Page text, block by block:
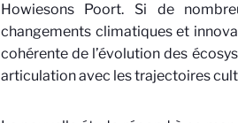
Howiesons Poort. Si de
changements climatiques et
cohérente de l’évolution des
articulation avec les trajectoires